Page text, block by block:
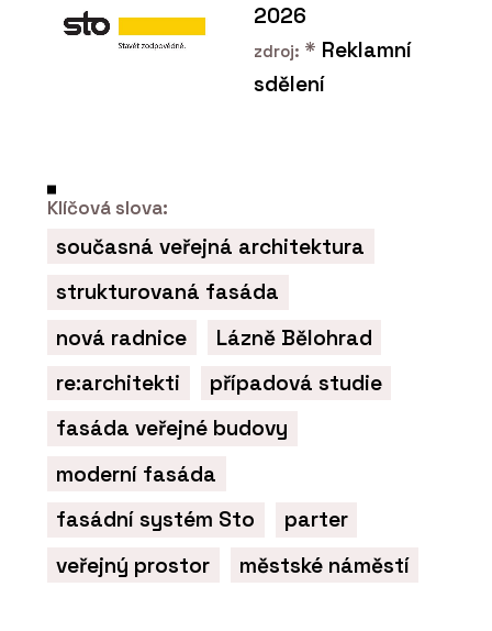
2026
zdroj: * Reklamní
sdělení
Klíčová slova:
současná veřejná architektura
strukturovaná fasáda
nová radnice
Lázně Bělohrad
re:architekti
případová studie
fasáda veřejné budovy
moderní fasáda
fasádní systém Sto
parter
veřejný prostor
městské náměstí